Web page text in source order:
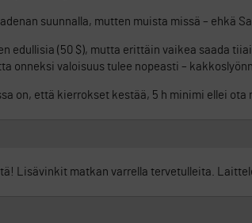
suunnalla, mutten muista missä – ehkä
edullisia (50 $), mutta erittäin vaikea saada
onneksi valoisuus tulee nopeasti –
on, että kierrokset kestää, 5 h minimi ellei
Lisävinkit matkan varrella tervetulleita.